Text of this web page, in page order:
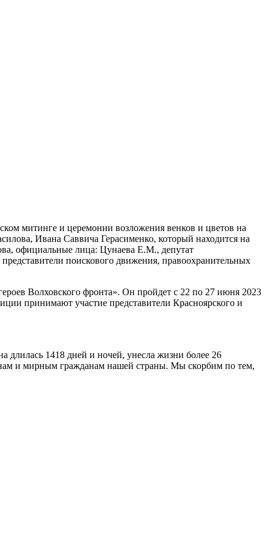
митинге и церемонии возложения венков и цветов на
Ивана Саввича Герасименко, который находится на
официальные лица: Цунаева Е.М., депутат
поискового движения, правоохранительных
Волховского фронта». Он пройдет с 22 по 27 июня 2023
принимают участие представители Красноярского и
длилась 1418 дней и ночей, унесла жизни более 26
и мирным гражданам нашей страны. Мы скорбим по тем,